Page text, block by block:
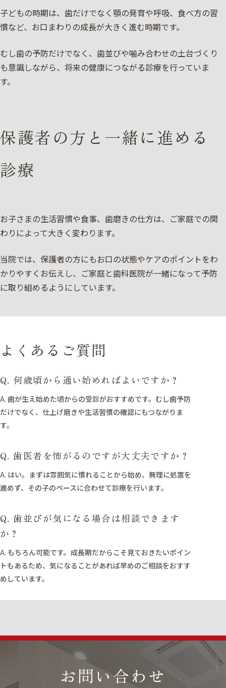
子どもの時期は、歯だけでなく顎の発育や呼吸、食べ方の習
慣など、お口まわりの成長が大きく進む時期です。
むし歯の予防だけでなく、歯並びや噛み合わせの土台づくり
も意識しながら、将来の健康につながる診療を行っていま
す。
保護者の方と一緒に進める
診療
お子さまの生活習慣や食事、歯磨きの仕方は、ご家庭での関
わりによって大きく変わります。
当院では、保護者の方にもお口の状態やケアのポイントをわ
かりやすくお伝えし、ご家庭と歯科医院が一緒になって予防
に取り組めるようにしています。
よくあるご質問
Q. 何歳頃から通い始めればよいですか？
A. 歯が生え始めた頃からの受診がおすすめです。むし歯予防
だけでなく、仕上げ磨きや生活習慣の確認にもつながりま
す。
Q. 歯医者を怖がるのですが大丈夫ですか？
A. はい。まずは雰囲気に慣れることから始め、無理に処置を
進めず、その子のペースに合わせて診療を行います。
Q. 歯並びが気になる場合は相談できます
か？
A. もちろん可能です。成長期だからこそ見ておきたいポイン
トもあるため、気になることがあれば早めのご相談をおすす
めしています。
お問い合わせ